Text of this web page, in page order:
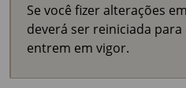
Se você fizer alterações
deverá ser reiniciada
entrem em vigor.